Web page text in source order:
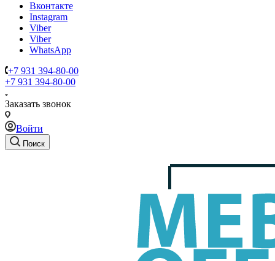
Вконтакте
Instagram
Viber
Viber
WhatsApp
+7 931 394-80-00
+7 931 394-80-00
Заказать звонок
Войти
Поиск